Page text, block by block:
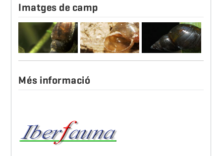
Imatges de camp
Més informació